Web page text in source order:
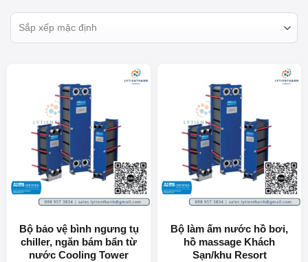
Bộ bảo vệ bình ngưng tụ
chiller, ngăn bám bẩn từ
nước Cooling Tower
Bộ làm ấm nước hồ bơi,
hồ massage Khách
Sạn/khu Resort